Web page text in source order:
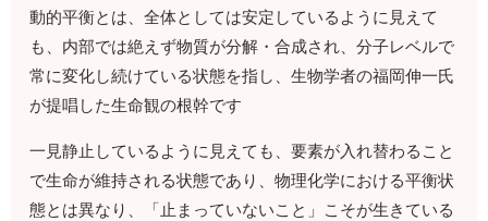
動的平衡とは、全体としては安定しているように見えて
も、内部では絶えず物質が分解・合成され、分子レベルで
常に変化し続けている状態を指し、生物学者の福岡伸一氏
が提唱した生命観の根幹です
一見静止しているように見えても、要素が入れ替わること
で生命が維持される状態であり、物理化学における平衡状
態とは異なり、「止まっていないこと」こそが生きている